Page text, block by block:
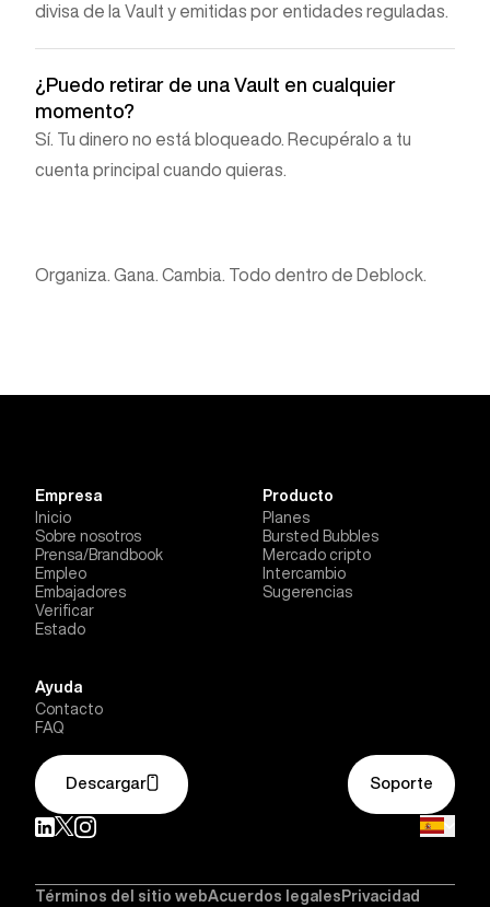
divisa de la Vault y emitidas por entidades reguladas.
¿Puedo retirar de una Vault en cualquier
momento?
Sí. Tu dinero no está bloqueado. Recupéralo a tu
cuenta principal cuando quieras.
Organiza. Gana. Cambia. Todo dentro de Deblock.
Empresa
Inicio
Sobre nosotros
Prensa/Brandbook
Empleo
Embajadores
Verificar
Estado
Producto
Planes
Bursted Bubbles
Mercado cripto
Intercambio
Sugerencias
Ayuda
Contacto
FAQ
Descargar Soporte
Términos del sitio webAcuerdos legales Privacidad